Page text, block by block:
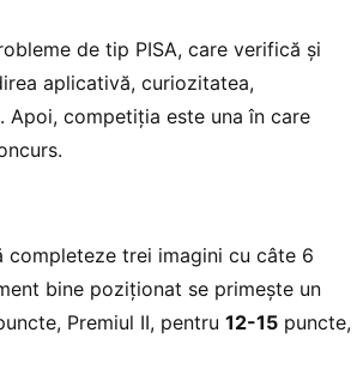
de tip PISA, care verifică şi
aplicativă, curiozitatea,
competiția este una în care
completeze trei imagini cu câte 6
bine poziționat se primește un
Premiul II, pentru 12-15 puncte,